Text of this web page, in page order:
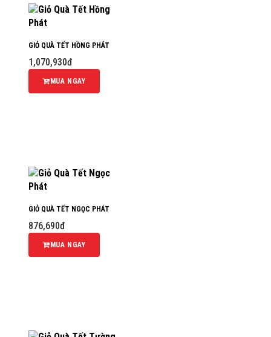
GIỎ QUÀ TẾT HỒNG PHÁT
1,070,930đ
MUA NGAY
GIỎ QUÀ TẾT NGỌC PHÁT
876,690đ
MUA NGAY